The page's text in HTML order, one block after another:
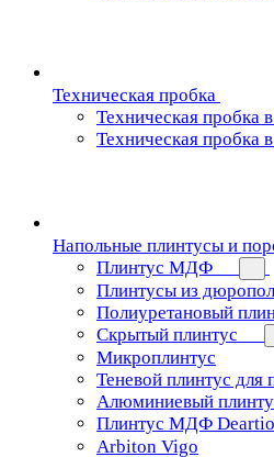
Техническая пробка
Техническая пробка
Техническая пробка
Напольные плинтусы и
Плинтус МДФ
Плинтусы из
Полиуретановый
Скрытый плинтус
Микроплинтус
Теневой плинтус для
Алюминиевый
Плинтус МДФ Deartio
Arbiton Vigo